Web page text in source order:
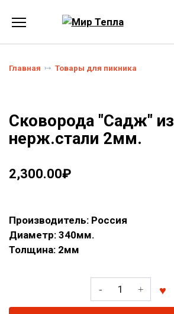
Главная Товары для пикника
Сковорода "Садж" из
нерж.стали 2мм.
2,300.00₽
Производитель: Россия
Диаметр: 340мм.
Толщина: 2мм
Количество
товара